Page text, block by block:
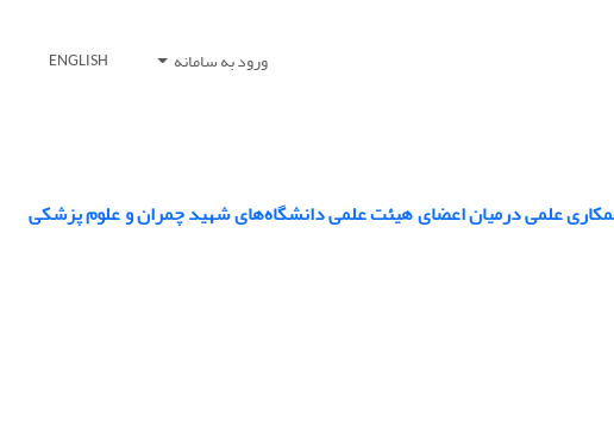
ورود به سامانه ENGLISH
علمی درمیان اعضای هیئت علمی دانشگاه‌های شهید چمران و علوم پزشکی